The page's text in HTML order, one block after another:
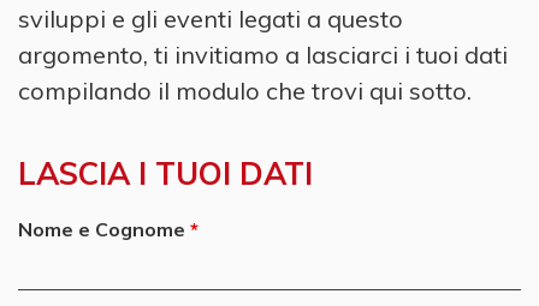
sviluppi e gli eventi legati a questo
argomento, ti invitiamo a lasciarci i tuoi dati
compilando il modulo che trovi qui sotto.
LASCIA I TUOI DATI
Nome e Cognome